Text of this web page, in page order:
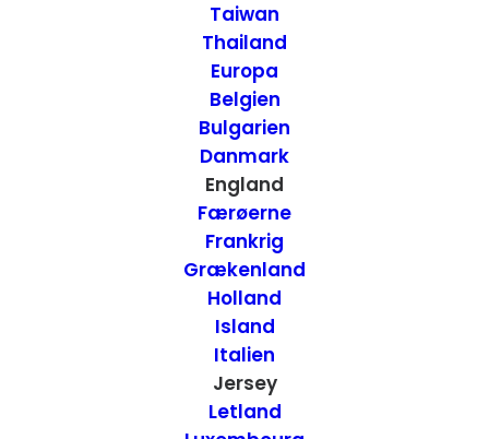
Taiwan
Thailand
Europa
Belgien
Bulgarien
Danmark
England
Færøerne
Frankrig
Grækenland
Holland
Island
Italien
Jersey
Letland
ATTRAKTIONER
ANNETTE SEIER - ONTRIP.DK